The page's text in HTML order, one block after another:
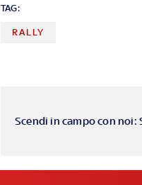
TAG:
RALLY
Scendi in campo con noi: